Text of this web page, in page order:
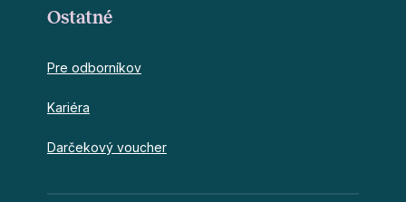
Ostatné
Pre odborníkov
Kariéra
Darčekový voucher